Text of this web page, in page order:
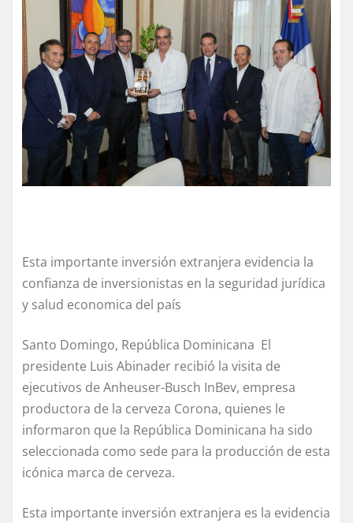
Esta importante inversión extranjera evidencia la
confianza de inversionistas en la seguridad jurídica
y salud economica del país
Santo Domingo, República Dominicana El
presidente Luis Abinader recibió la visita de
ejecutivos de Anheuser-Busch InBev, empresa
productora de la cerveza Corona, quienes le
informaron que la República Dominicana ha sido
seleccionada como sede para la producción de esta
icónica marca de cerveza.
Esta importante inversión extranjera es la evidencia